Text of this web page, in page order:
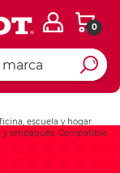
0
escuela y hogar.
empaques. Compatible
Ingresar Codigo